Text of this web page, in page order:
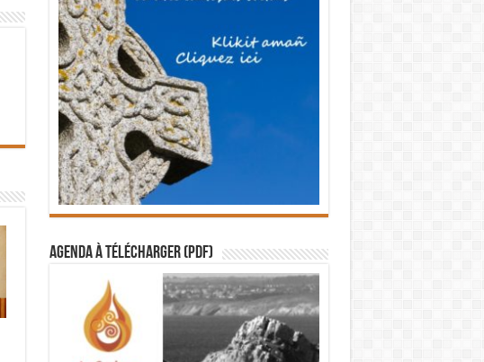
Agenda à télécharger (PDF)